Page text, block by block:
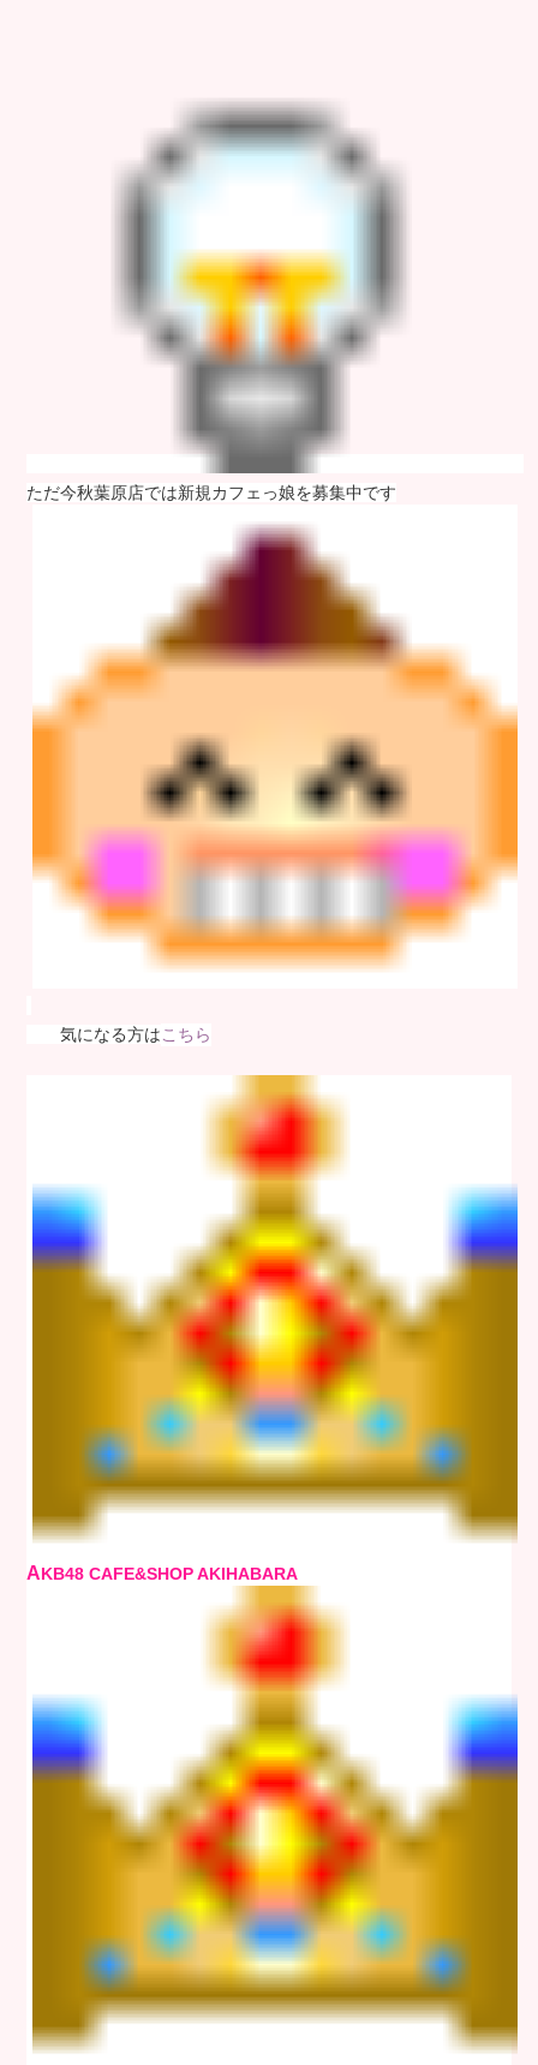
ただ今秋葉原店では新規カフェっ娘を募集中です
気になる方は こちら
A KB48 CAFE&SHOP AKIHABARA